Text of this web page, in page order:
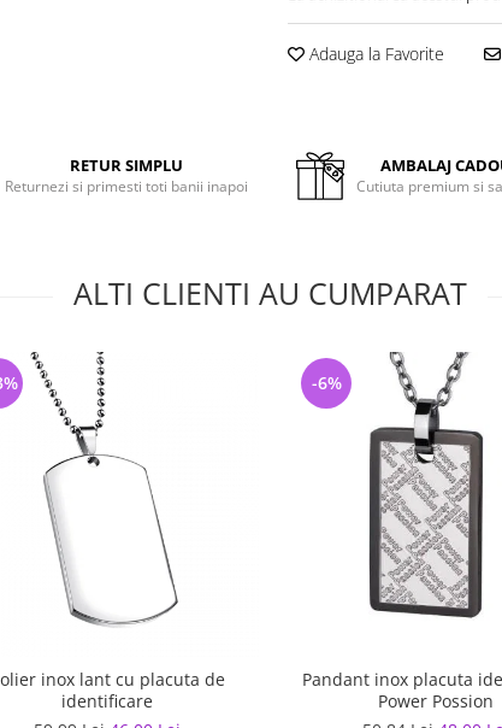
Adauga la Favorite
RETUR SIMPLU
Returnezi si primesti toti banii inapoi
AMBALAJ
Cutiuta premium si
ALTI CLIENTI AU CUMPARAT
inox lant cu placuta de
identificare
Pandant inox placuta
Power Possion
-6%